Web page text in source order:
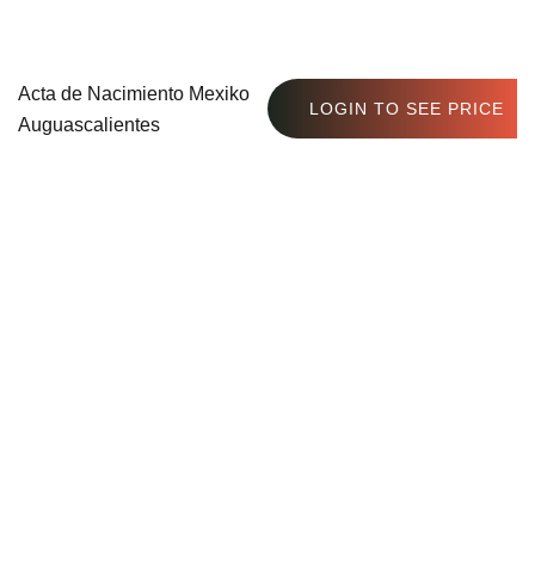
Acta de Nacimiento Mexiko
Auguascalientes
LOGIN TO SEE PRICE